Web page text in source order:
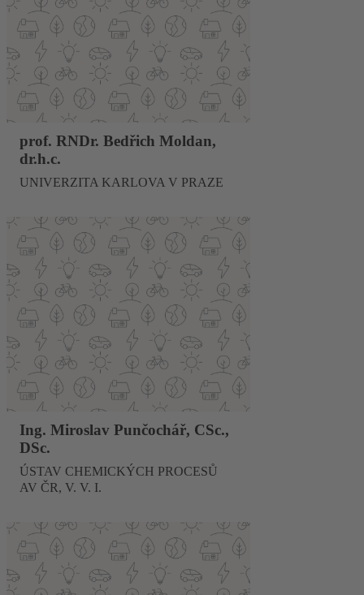
prof. RNDr. Bedřich Moldan,
dr.h.c.
UNIVERZITA KARLOVA V PRAZE
Ing. Miroslav Punčochář, CSc.,
DSc.
ÚSTAV CHEMICKÝCH PROCESŮ
AV ČR, V. V. I.